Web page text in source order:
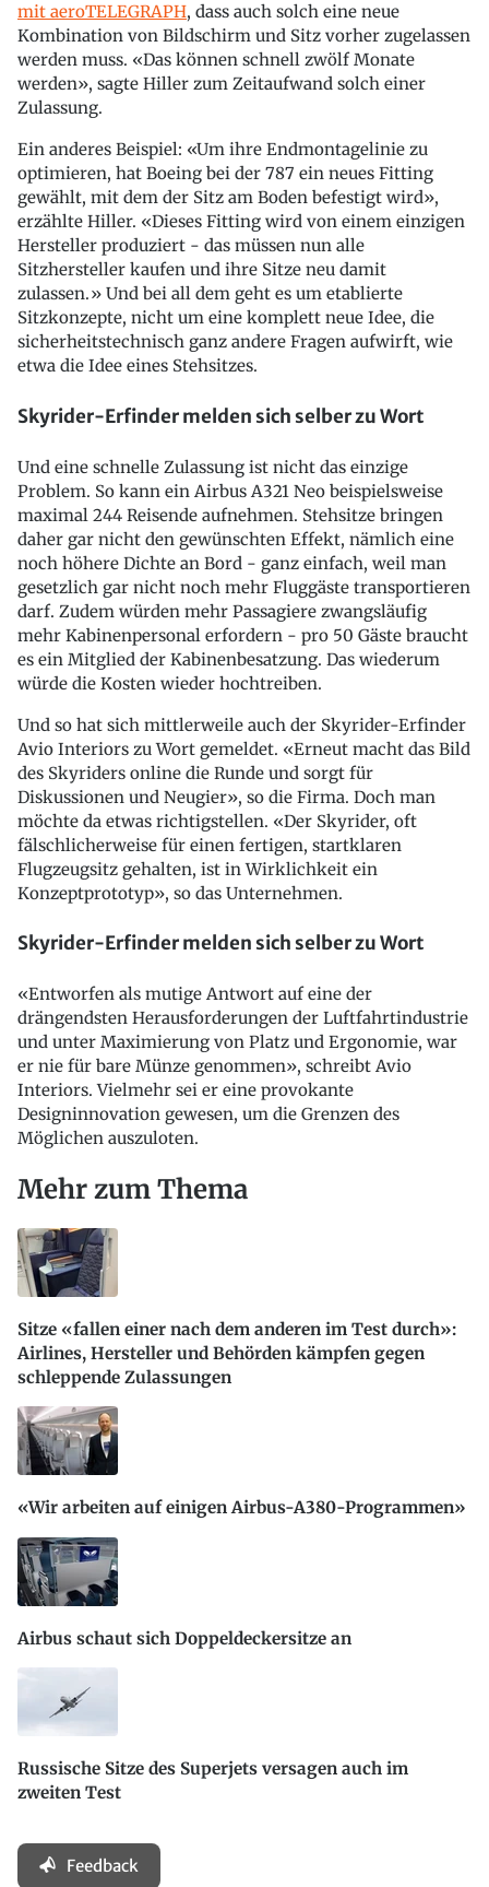
mit aeroTELEGRAPH, dass auch solch eine neue
Kombination von Bildschirm und Sitz vorher zugelassen
werden muss. «Das können schnell zwölf Monate
werden», sagte Hiller zum Zeitaufwand solch einer
Zulassung.
Ein anderes Beispiel: «Um ihre Endmontagelinie zu
optimieren, hat Boeing bei der 787 ein neues Fitting
gewählt, mit dem der Sitz am Boden befestigt wird»,
erzählte Hiller. «Dieses Fitting wird von einem einzigen
Hersteller produziert - das müssen nun alle
Sitzhersteller kaufen und ihre Sitze neu damit
zulassen.» Und bei all dem geht es um etablierte
Sitzkonzepte, nicht um eine komplett neue Idee, die
sicherheitstechnisch ganz andere Fragen aufwirft, wie
etwa die Idee eines Stehsitzes.
Skyrider-Erfinder melden sich selber zu Wort
Und eine schnelle Zulassung ist nicht das einzige
Problem. So kann ein Airbus A321 Neo beispielsweise
maximal 244 Reisende aufnehmen. Stehsitze bringen
daher gar nicht den gewünschten Effekt, nämlich eine
noch höhere Dichte an Bord - ganz einfach, weil man
gesetzlich gar nicht noch mehr Fluggäste transportieren
darf. Zudem würden mehr Passagiere zwangsläufig
mehr Kabinenpersonal erfordern - pro 50 Gäste braucht
es ein Mitglied der Kabinenbesatzung. Das wiederum
würde die Kosten wieder hochtreiben.
Und so hat sich mittlerweile auch der Skyrider-Erfinder
Avio Interiors zu Wort gemeldet. «Erneut macht das Bild
des Skyriders online die Runde und sorgt für
Diskussionen und Neugier», so die Firma. Doch man
möchte da etwas richtigstellen. «Der Skyrider, oft
fälschlicherweise für einen fertigen, startklaren
Flugzeugsitz gehalten, ist in Wirklichkeit ein
Konzeptprototyp», so das Unternehmen.
Skyrider-Erfinder melden sich selber zu Wort
«Entworfen als mutige Antwort auf eine der
drängendsten Herausforderungen der Luftfahrtindustrie
und unter Maximierung von Platz und Ergonomie, war
er nie für bare Münze genommen», schreibt Avio
Interiors. Vielmehr sei er eine provokante
Designinnovation gewesen, um die Grenzen des
Möglichen auszuloten.
Mehr zum Thema
Sitze «fallen einer nach dem anderen im Test durch»:
Airlines, Hersteller und Behörden kämpfen gegen
schleppende Zulassungen
«Wir arbeiten auf einigen Airbus-A380-Programmen»
Airbus schaut sich Doppeldeckersitze an
Russische Sitze des Superjets versagen auch im
zweiten Test
Feedback